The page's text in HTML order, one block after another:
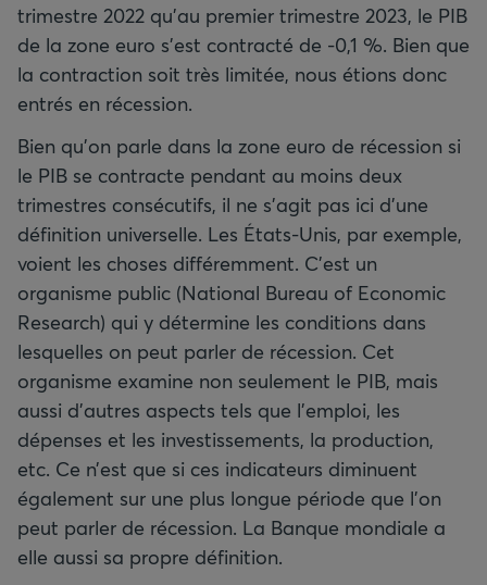
trimestre 2022 qu’au premier trimestre 2023, le PIB
de la zone euro s’est contracté de -0,1 %. Bien que
la contraction soit très limitée, nous étions donc
entrés en récession.
Bien qu’on parle dans la zone euro de récession si
le PIB se contracte pendant au moins deux
trimestres consécutifs, il ne s’agit pas ici d’une
définition universelle. Les États-Unis, par exemple,
voient les choses différemment. C’est un
organisme public (National Bureau of Economic
Research) qui y détermine les conditions dans
lesquelles on peut parler de récession. Cet
organisme examine non seulement le PIB, mais
aussi d’autres aspects tels que l’emploi, les
dépenses et les investissements, la production,
etc. Ce n’est que si ces indicateurs diminuent
également sur une plus longue période que l’on
peut parler de récession. La Banque mondiale a
elle aussi sa propre définition.